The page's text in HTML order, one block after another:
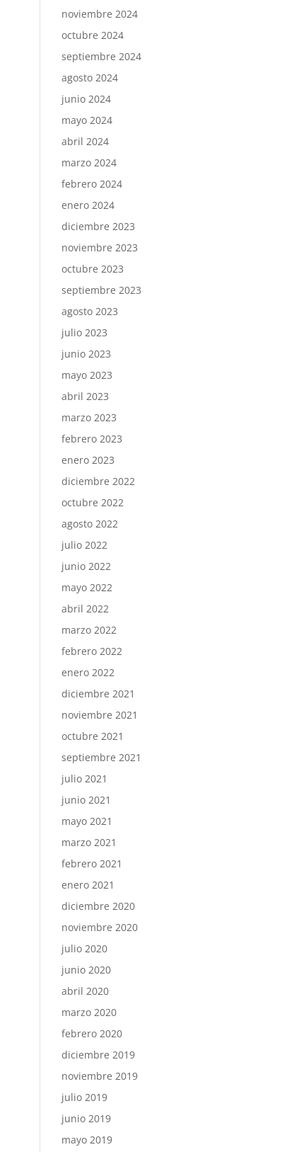
noviembre 2024
octubre 2024
septiembre 2024
agosto 2024
junio 2024
mayo 2024
abril 2024
marzo 2024
febrero 2024
enero 2024
diciembre 2023
noviembre 2023
octubre 2023
septiembre 2023
agosto 2023
julio 2023
junio 2023
mayo 2023
abril 2023
marzo 2023
febrero 2023
enero 2023
diciembre 2022
octubre 2022
agosto 2022
julio 2022
junio 2022
mayo 2022
abril 2022
marzo 2022
febrero 2022
enero 2022
diciembre 2021
noviembre 2021
octubre 2021
septiembre 2021
julio 2021
junio 2021
mayo 2021
marzo 2021
febrero 2021
enero 2021
diciembre 2020
noviembre 2020
julio 2020
junio 2020
abril 2020
marzo 2020
febrero 2020
diciembre 2019
noviembre 2019
julio 2019
junio 2019
mayo 2019